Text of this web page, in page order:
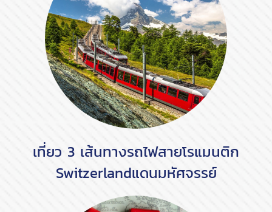
เที่ยว 3 เส้นทางรถไฟสายโรแมนติก
Switzerlandแดนมหัศจรรย์